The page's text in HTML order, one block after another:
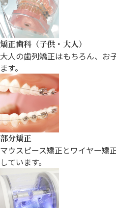
矯正歯科（子供・大人）
大人の歯列矯正はもちろん、お
ます。
部分矯正
マウスピース矯正とワイヤー矯
しています。